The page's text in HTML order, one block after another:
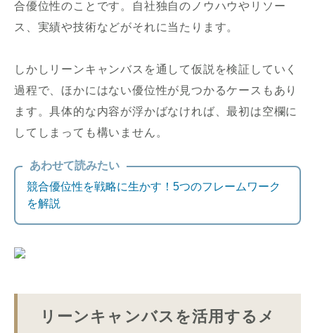
合優位性のことです。自社独自のノウハウやリソー
ス、実績や技術などがそれに当たります。
しかしリーンキャンバスを通して仮説を検証していく
過程で、ほかにはない優位性が見つかるケースもあり
ます。具体的な内容が浮かばなければ、最初は空欄に
してしまっても構いません。
あわせて読みたい
競合優位性を戦略に生かす！5つのフレームワーク
を解説
リーンキャンバスを活用するメ